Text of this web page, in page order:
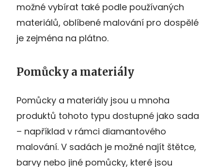
možné vybírat také podle používaných
materiálů, oblíbené malování pro dospělé
je zejména na plátno.
Pomůcky a materiály
Pomůcky a materiály jsou u mnoha
produktů tohoto typu dostupné jako sada
– například v rámci diamantového
malování. V sadách je možné najít štětce,
barvy nebo jiné pomůcky, které jsou